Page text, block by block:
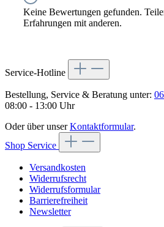
Keine Bewertungen gefunden.
Erfahrungen mit anderen.
Service-Hotline
Bestellung, Service & Beratung unter:
08:00 - 13:00 Uhr
Oder über unserKontaktformular.
Shop Service
Versandkosten
Widerrufsrecht
Widerrufsformular
Barrierefreiheit
Newsletter